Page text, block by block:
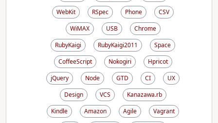
WebKit
RSpec Phone
CSV
WiMAX
USB
Chrome
RubyKaigi
RubyKaigi2011
Space
CoffeeScript
Nokogiri
Hpricot
jQuery
Node GTD CI
UX
Design
VCS
Kanazawa.rb
Kindle
Amazon Agile
Vagrant